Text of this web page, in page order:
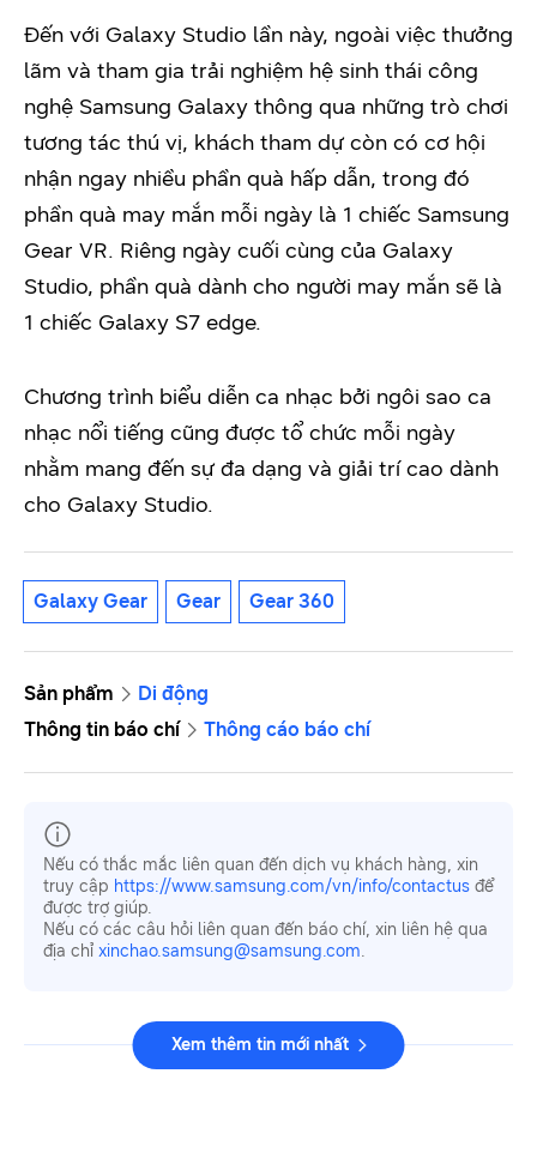
Đến với Galaxy Studio lần này, ngoài việc thưởng
lãm và tham gia trải nghiệm hệ sinh thái công
nghệ Samsung Galaxy thông qua những trò chơi
tương tác thú vị, khách tham dự còn có cơ hội
nhận ngay nhiều phần quà hấp dẫn, trong đó
phần quà may mắn mỗi ngày là 1 chiếc Samsung
Gear VR. Riêng ngày cuối cùng của Galaxy
Studio, phần quà dành cho người may mắn sẽ là
1 chiếc Galaxy S7 edge.
Chương trình biểu diễn ca nhạc bởi ngôi sao ca
nhạc nổi tiếng cũng được tổ chức mỗi ngày
nhằm mang đến sự đa dạng và giải trí cao dành
cho Galaxy Studio.
Galaxy Gear Gear Gear 360
Sản phẩm
Di động
Thông tin báo chí
Thông cáo báo chí
Nếu có thắc mắc liên quan đến dịch vụ khách hàng, xin
truy cập https://www.samsung.com/vn/info/contactus để
được trợ giúp.
Nếu có các câu hỏi liên quan đến báo chí, xin liên hệ qua
địa chỉ xinchao.samsung@samsung.com.
Xem thêm tin mới nhất